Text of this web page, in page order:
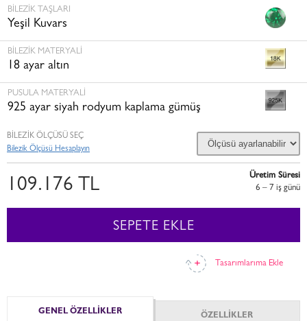
BILEZIK TAŞLARI
Yeşil Kuvars
BILEZIK MATERYALI
18 ayar altın
PUSULA MATERYALI
925 ayar siyah rodyum kaplama gümüş
Tasarımlarıma Ekle
BİLEZİK ÖLÇÜSÜ SEÇ
Bilezik Ölçüsü Hesaplayın
109.176 TL
Üretim Süresi
6 – 7 i̇ş günü
SEPETE EKLE
GENEL ÖZELLİKLER ÖZELLİKLER